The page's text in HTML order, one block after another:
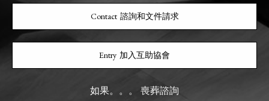
諮詢和文件請求
加入互助協會
如果。。。 喪葬諮詢